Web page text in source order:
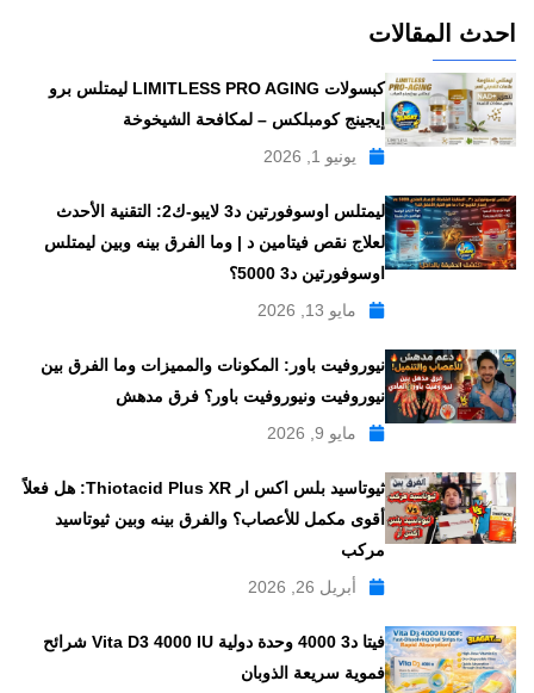
احدث المقالات
كبسولات LIMITLESS PRO AGING ليمتلس برو
إيجينج كومبلكس – لمكافحة الشيخوخة
يونيو 1, 2026
ليمتلس اوسوفورتين د3 لايبو-ك2: التقنية الأحدث
لعلاج نقص فيتامين د | وما الفرق بينه وبين ليمتلس
اوسوفورتين د3 5000؟
مايو 13, 2026
نيوروفيت باور: المكونات والمميزات وما الفرق بين
نيوروفيت ونيوروفيت باور؟ فرق مدهش
مايو 9, 2026
ثيوتاسيد بلس اكس ار Thiotacid Plus XR: هل فعلاً
أقوى مكمل للأعصاب؟ والفرق بينه وبين ثيوتاسيد
مركب
أبريل 26, 2026
فيتا د3 4000 وحدة دولية Vita D3 4000 IU شرائح
فموية سريعة الذوبان